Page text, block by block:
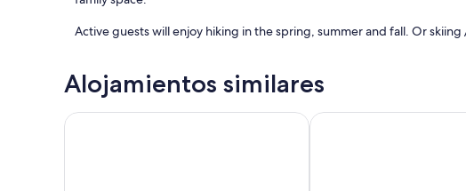
Active guests will enjoy hiking in the spring, summer and fall. Or
1 hour and 20 mins to the Chi-Cheemaun ferry
20 mins to Owen Sound
1 hour to Collingwood Ski Resort
Alojamientos similares
The Riverfront Hideaway ★ Hot Tub★ Games Room ★
Secluded 3BR A-Frame